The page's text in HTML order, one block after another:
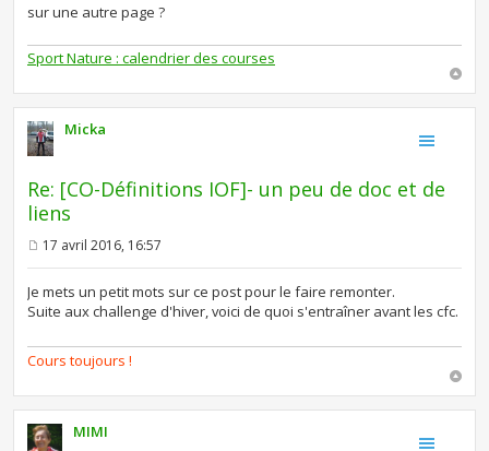
e
sur une autre page ?
Sport Nature : calendrier des courses
Micka
Re: [CO-Définitions IOF]- un peu de doc et de
liens
e
s
s
a
e
17 avril 2016, 16:57
Je mets un petit mots sur ce post pour le faire remonter.
Suite aux challenge d'hiver, voici de quoi s'entraîner avant les cfc.
Cours toujours !
MIMI